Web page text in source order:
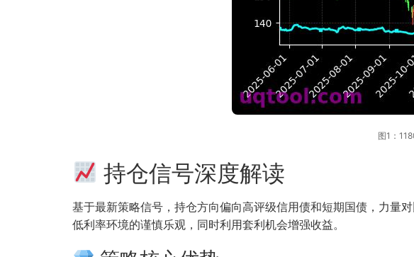
图1：
持仓信号深度解读
基于最新策略信号，持仓方向偏向高评级信用债和短期国债，力量
低利率环境的谨慎乐观，同时利用套利机会增强收益。